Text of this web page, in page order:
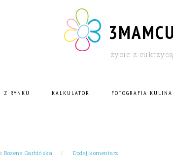
życie z
Z RYNKU KALKULATOR FOTOGRAFIA
Bożena Garbińska Dodaj komentarz